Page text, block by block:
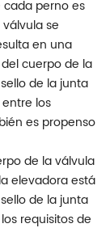
cada perno es
se
en una
cuerpo de la
de la junta
los
es propenso
de la válvula
elevadora está
de la junta
requisitos de